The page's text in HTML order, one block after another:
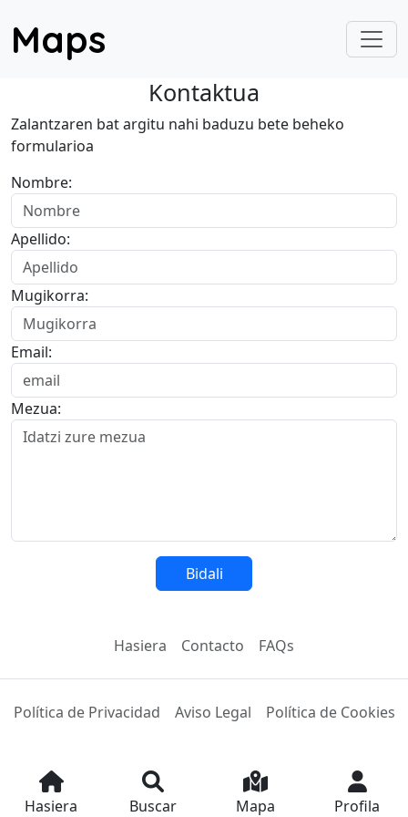
Maps
Hasiera Buscar Mapa Profila
Kontaktua
Zalantzaren bat argitu nahi baduzu bete beheko
formularioa
Nombre:
Apellido:
Mugikorra:
Email:
Mezua:
Bidali
Hasiera Contacto FAQs
Política de Privacidad Aviso Legal Política de Cookies
© 2024 Maps